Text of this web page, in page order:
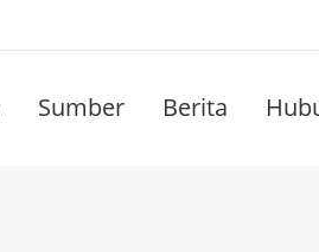
Sumber Berita